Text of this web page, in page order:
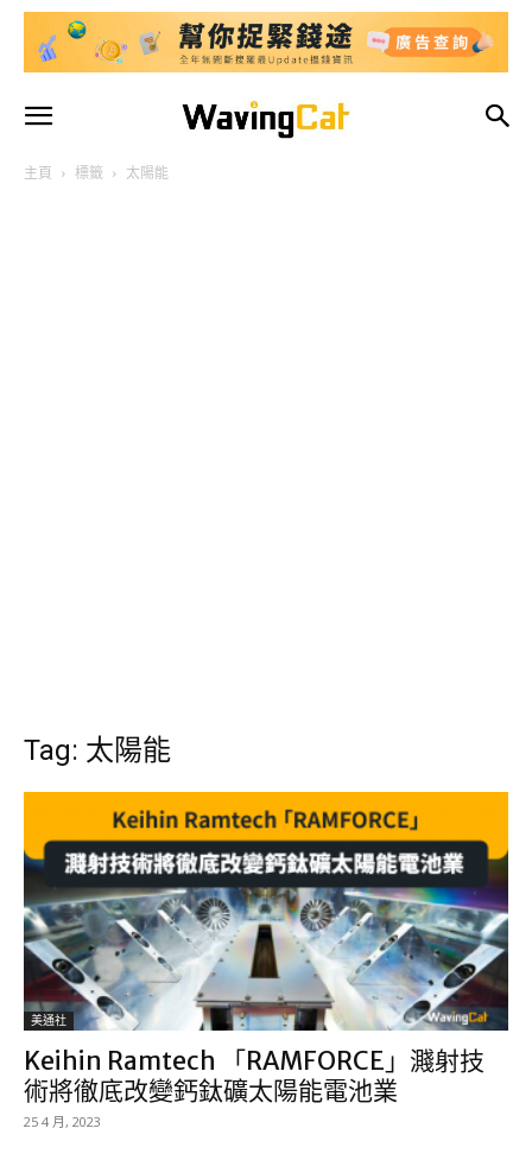
主頁 標籤 太陽能
Tag: 太陽能
美通社
Keihin Ramtech 「RAMFORCE」濺射技
術將徹底改變鈣鈦礦太陽能電池業
25 4 月, 2023